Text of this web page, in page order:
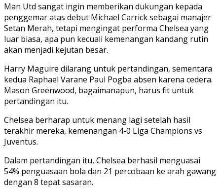
Man Utd sangat ingin memberikan dukungan kepada
penggemar atas debut Michael Carrick sebagai manajer
Setan Merah, tetapi mengingat performa Chelsea yang
luar biasa, apa pun kecuali kemenangan kandang rutin
akan menjadi kejutan besar.
Harry Maguire dilarang untuk pertandingan, sementara
kedua Raphael Varane Paul Pogba absen karena cedera.
Mason Greenwood, bagaimanapun, harus fit untuk
pertandingan itu.
Chelsea berharap untuk menang lagi setelah hasil
terakhir mereka, kemenangan 4-0 Liga Champions vs
Juventus.
Dalam pertandingan itu, Chelsea berhasil menguasai
54% penguasaan bola dan 21 percobaan ke arah gawang
dengan 8 tepat sasaran.